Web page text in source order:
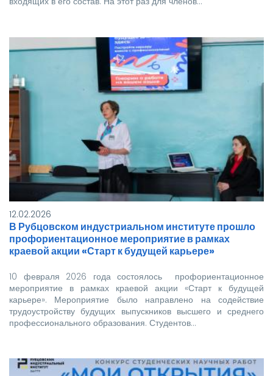
12.02.2026
В Рубцовском индустриальном институте прошло
профориентационное мероприятие в рамках
краевой акции «Старт к будущей карьере»
10 февраля 2026 года состоялось профориентационное
мероприятие в рамках краевой акции «Старт к будущей
карьере». Мероприятие было направлено на содействие
трудоустройству будущих выпускников высшего и среднего
профессионального образования. Студентов…